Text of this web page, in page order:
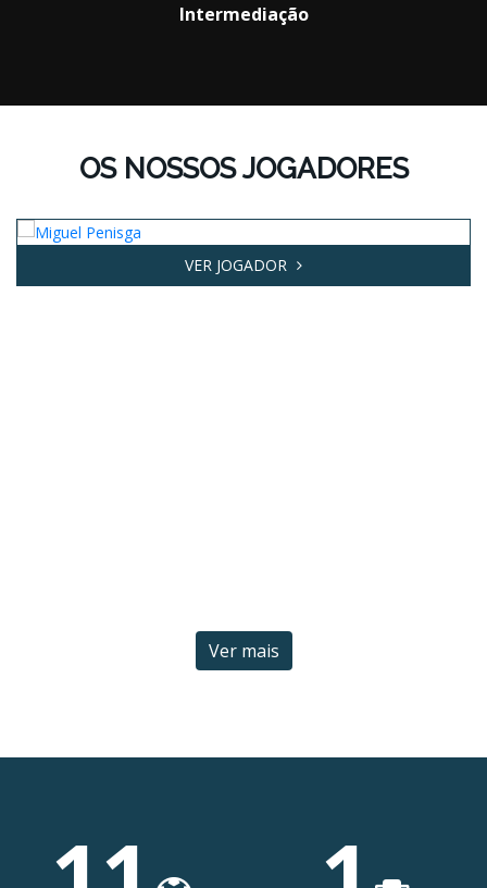
Intermediação
OS NOSSOS JOGADORES
VER JOGADOR
Ver mais